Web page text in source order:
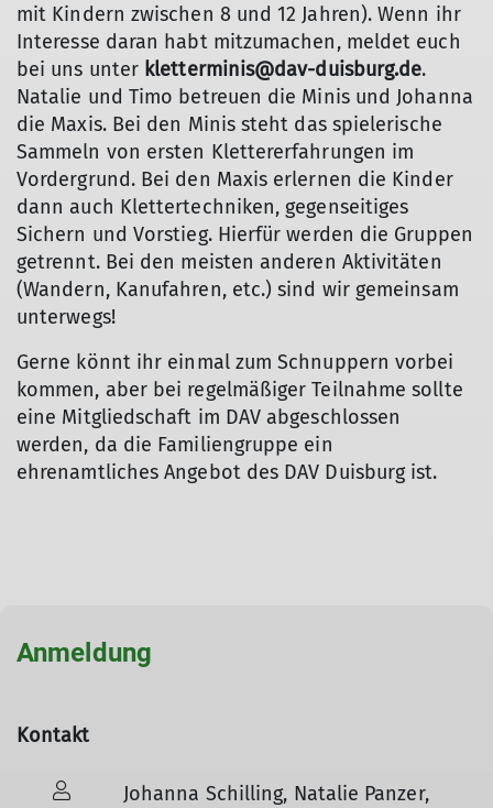
mit Kindern zwischen 8 und 12 Jahren). Wenn ihr
Interesse daran habt mitzumachen, meldet euch
bei uns unter kletterminis@dav-duisburg.de.
Natalie und Timo betreuen die Minis und Johanna
die Maxis. Bei den Minis steht das spielerische
Sammeln von ersten Klettererfahrungen im
Vordergrund. Bei den Maxis erlernen die Kinder
dann auch Klettertechniken, gegenseitiges
Sichern und Vorstieg. Hierfür werden die Gruppen
getrennt. Bei den meisten anderen Aktivitäten
(Wandern, Kanufahren, etc.) sind wir gemeinsam
unterwegs!
Gerne könnt ihr einmal zum Schnuppern vorbei
kommen, aber bei regelmäßiger Teilnahme sollte
eine Mitgliedschaft im DAV abgeschlossen
werden, da die Familiengruppe ein
ehrenamtliches Angebot des DAV Duisburg ist.
Anmeldung
Kontakt
Johanna Schilling, Natalie Panzer,